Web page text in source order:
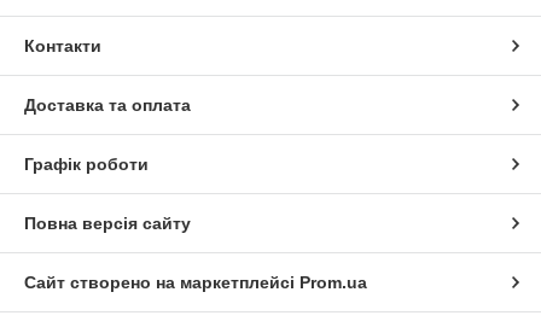
Контакти
Доставка та оплата
Графік роботи
Повна версія сайту
Сайт створено на маркетплейсі Prom.ua